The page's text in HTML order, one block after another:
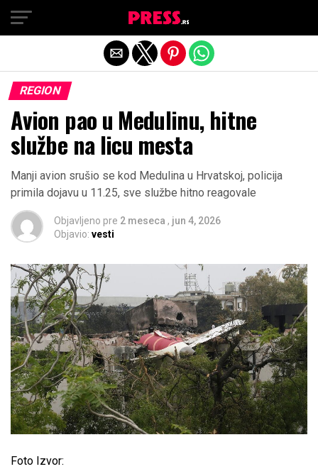
REGION
Avion pao u Medulinu, hitne
službe na licu mesta
Manji avion srušio se kod Medulina u Hrvatskoj, policija
primila dojavu u 11.25, sve službe hitno reagovale
Objavljeno pre 2 meseca , jun 4, 2026
Objavio: vesti
Foto Izvor:
Exit mobile version